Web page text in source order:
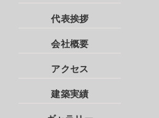
代表挨拶
会社概要
アクセス
建築実績